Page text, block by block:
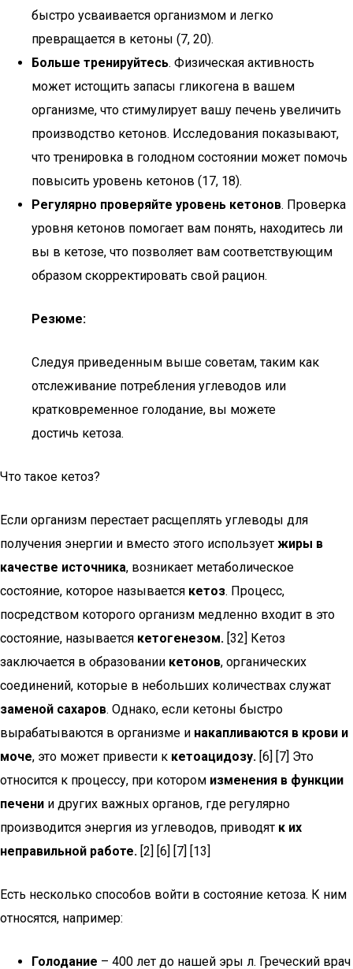
быстро усваивается организмом и легко
превращается в кетоны (7, 20).
Больше тренируйтесь. Физическая активность
может истощить запасы гликогена в вашем
организме, что стимулирует вашу печень увеличить
производство кетонов. Исследования показывают,
что тренировка в голодном состоянии может помочь
повысить уровень кетонов (17, 18).
Регулярно проверяйте уровень кетонов. Проверка
уровня кетонов помогает вам понять, находитесь ли
вы в кетозе, что позволяет вам соответствующим
образом скорректировать свой рацион.
Резюме:
Следуя приведенным выше советам, таким как
отслеживание потребления углеводов или
кратковременное голодание, вы можете
достичь кетоза.
Что такое кетоз?
Если организм перестает расщеплять углеводы для
получения энергии и вместо этого использует жиры в
качестве источника, возникает метаболическое
состояние, которое называется кетоз. Процесс,
посредством которого организм медленно входит в это
состояние, называется кетогенезом. [32] Кетоз
заключается в образовании кетонов, органических
соединений, которые в небольших количествах служат
заменой сахаров. Однако, если кетоны быстро
вырабатываются в организме и накапливаются в крови и
моче, это может привести к кетоацидозу. [6] [7] Это
относится к процессу, при котором изменения в функции
печени и других важных органов, где регулярно
производится энергия из углеводов, приводят к их
неправильной работе. [2] [6] [7] [13]
Есть несколько способов войти в состояние кетоза. К ним
относятся, например:
Голодание – 400 лет до нашей эры л. Греческий врач